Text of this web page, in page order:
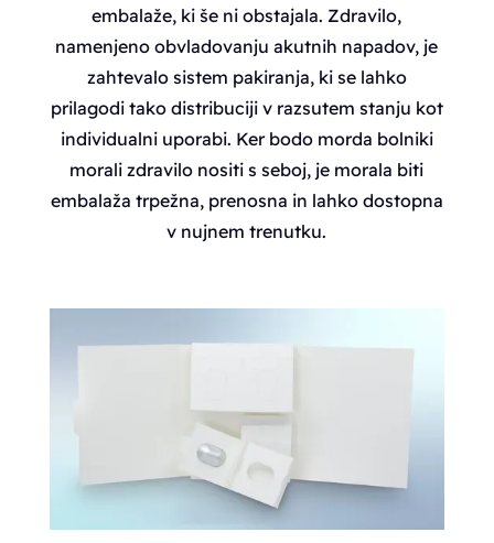
embalaže, ki še ni obstajala. Zdravilo,
namenjeno obvladovanju akutnih napadov, je
zahtevalo sistem pakiranja, ki se lahko
prilagodi tako distribuciji v razsutem stanju kot
individualni uporabi. Ker bodo morda bolniki
morali zdravilo nositi s seboj, je morala biti
embalaža trpežna, prenosna in lahko dostopna
v nujnem trenutku.